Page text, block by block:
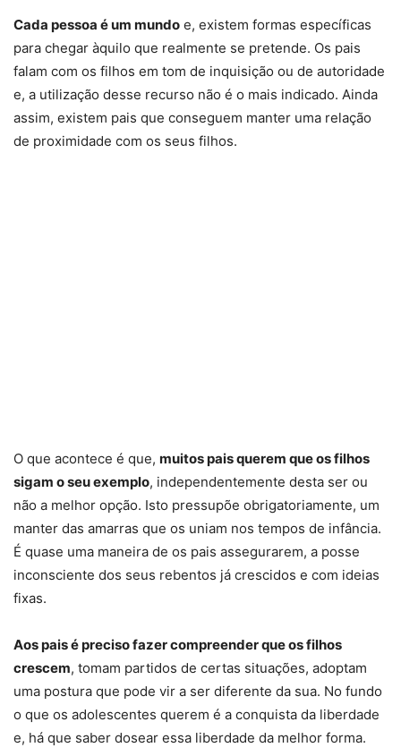
Cada pessoa é um mundo e, existem formas específicas
para chegar àquilo que realmente se pretende. Os pais
falam com os filhos em tom de inquisição ou de autoridade
e, a utilização desse recurso não é o mais indicado. Ainda
assim, existem pais que conseguem manter uma relação
de proximidade com os seus filhos.
O que acontece é que, muitos pais querem que os filhos
sigam o seu exemplo, independentemente desta ser ou
não a melhor opção. Isto pressupõe obrigatoriamente, um
manter das amarras que os uniam nos tempos de infância.
É quase uma maneira de os pais assegurarem, a posse
inconsciente dos seus rebentos já crescidos e com ideias
fixas.
Aos pais é preciso fazer compreender que os filhos
crescem, tomam partidos de certas situações, adoptam
uma postura que pode vir a ser diferente da sua. No fundo
o que os adolescentes querem é a conquista da liberdade
e, há que saber dosear essa liberdade da melhor forma.